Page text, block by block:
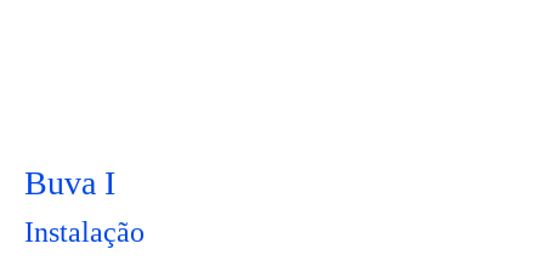
Buva I
Instalação